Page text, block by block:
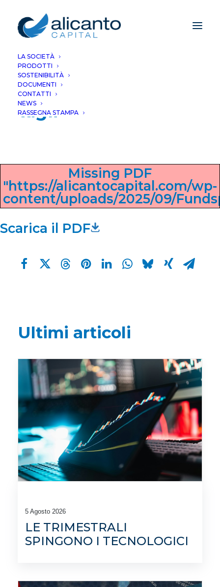
LA SOCIETÀ
PRODOTTI
SOSTENIBILITÀ
DOCUMENTI
CONTATTI
NEWS
RASSEGNA STAMPA
Federal Reserve, la
cauta ripresa dei
tagli
Missing PDF
"https://alicantocapital.com/wp-
content/uploads/2025/09/
Scarica il PDF
Ultimi articoli
5 Agosto 2026
LE TRIMESTRALI
SPINGONO I TECNOLOGICI